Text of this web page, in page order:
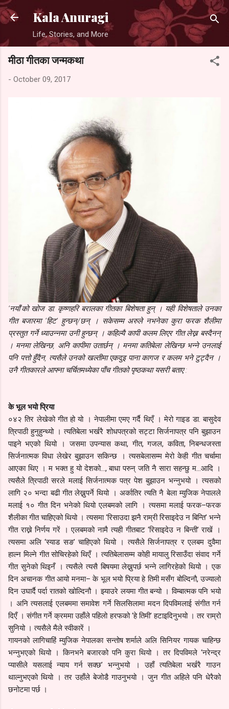
Skip to main content
Kala Anuragi
Life, Stories, and More
मीठा गीतका जन्मकथा
- October 09, 2017
‘नयाँ’को खोज डा. कृष्णहरि बरालका गीतका बिशेषता हुन् । यही विशेषताले उनका
गीत बजारमा ‘हिट’ हुन्छन्/छन् । सकेसम्म अरुले नभनेका कुरा फरक शैलीमा
प्रस्तुत गर्ने ध्याउन्नमा उनी हुन्छन् । कहिल्यै कापी कलम लिएर गीत लेख्न बस्दैनन्
। मनमा लेखिन्छ, अनि कापीमा उतार्छन् । मनमा कतिबेला लेखिन्छ भन्ने उनलाई
पनि पत्तो हुँदैन, त्यसैले उनको खल्तीमा एकदुइ पाना कागज र कलम भने टुट्दैन ।
उनै गीतकारले आफ्ना चर्चितमध्येका पाँच गीतको पृष्ठकथा यसरी बताए :
के भूल भयो प्रिया
०४२ तिर लेखेको गीत हो यो । नेपालीमा एमए गर्दै थिएँ । मेरो गाइड डा. बासुदेव
त्रिपाठी हुनुहुन्थ्यो । त्यतिबेला भर्खरै शोधपत्रको सट्टा सिर्जनापत्र पनि बुझाउन
पाइने भएको थियो । जसमा उपन्यास कथा, गीत, गजल, कविता, निबन्धजस्ता
सिर्जनात्मक विधा लेखेर बुझाउन सकिन्छ । त्यसबेलासम्म मेरो केही गीत चर्चामा
आएका थिए । म भक्त हु यो देशको..., बाधा परुन् जति नै सारा सहन्छु म...आदि ।
त्यसैले त्रिपाठी सरले मलाई सिर्जनात्मक पत्र पेश बुझाउन भन्नुभयो । त्यसको
लागि २० भन्दा बढी गीत लेख्नुपर्ने थियो । अर्कातिर त्यति नै बेला म्युजिक नेपालले
मलाई १० गीत दिन भनेको थियो एलबमको लागि । त्यसमा मलाई फरक–फरक
शैलीका गीत चाहिएको थियो । त्यसमा ‘रिसाउदा झनै राम्री रिसाइदेउ न बिन्ति’ भन्ने
गीत राख्ने निर्णय गरें । एलबमको नामै त्यही गीतबाट ‘रिसाइदेउ न बिन्ती’ राखें ।
त्यसमा अलि ‘स्याड सङ’ चाहिएको थियो । त्यसैले सिर्जनापत्र र एलबम दुवैमा
हाल्न मिल्ने गीत सोचिरहेको थिएँ । त्यतिबेलासम्म कोही मायालु रिसाउँदा संवाद गर्ने
गीत सुनेको थिइनँ । त्यसैले त्यसै बिषयमा लेख्नुपर्छ भन्ने लागिरहेको थियो । एक
दिन अचानक गीत आयो मनमा– के भूल भयो प्रिया हे तिमी मसँग बोल्दिनौ, उज्यालो
दिन उघार्दै पर्दा रातको खोल्दिनौ । झ्याउरे लयमा गीत बन्यो । विम्बात्मक पनि भयो
। अनि त्यसलाई एलबममा समावेश गर्ने सिलसिलामा मदन दिपविमलाई संगीत गर्न
दिएँ । संगीत गर्ने क्रममा उहाँले पहिलो हरफको ‘हे तिमी’ हटाइदिनुभयो । तर राम्रो
सुनियो । त्यसैले मैले स्वीकारें ।
गायनको लागिचाहिं म्युजिक नेपालका सन्तोष शर्माले अलि सिनियर गायक चाहिन्छ
भन्नुभएको थियो । किनभने बजारको पनि कुरा थियो । तर दिपविमले ‘नरेन्द्र
प्यासीले यसलाई न्याय गर्न सक्छ’ भन्नुभयो । उहाँ त्यतिबेला भर्खरै गाउन
थाल्नुभएको थियो । तर उहाँले बेजोडै गाउनुभयो । जुन गीत अहिले पनि धेरैको
छनोटमा पर्छ ।